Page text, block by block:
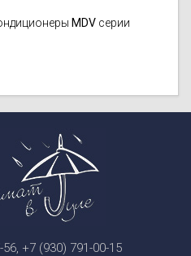
MDV серии
56 +7 (930) 791-00-15